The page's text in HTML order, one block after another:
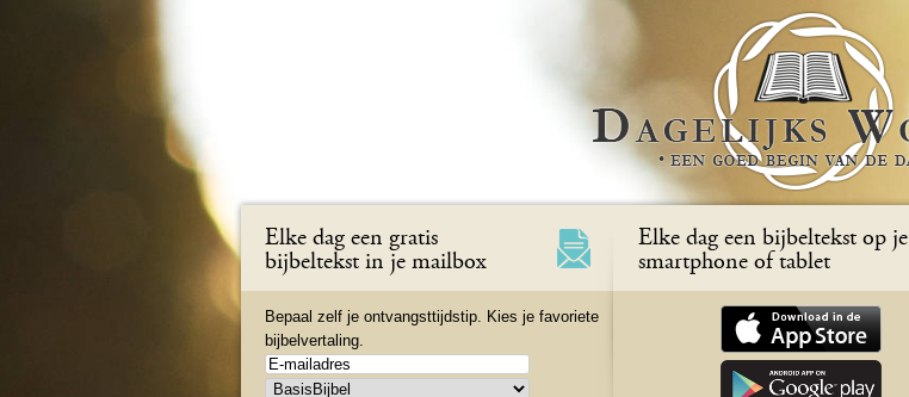
Elke dag een gratis
bijbeltekst in je mailbox
Bepaal zelf je ontvangsttijdstip. Kies je favoriete
bijbelvertaling.
Elke dag een bijbeltekst op je
smartphone of tablet